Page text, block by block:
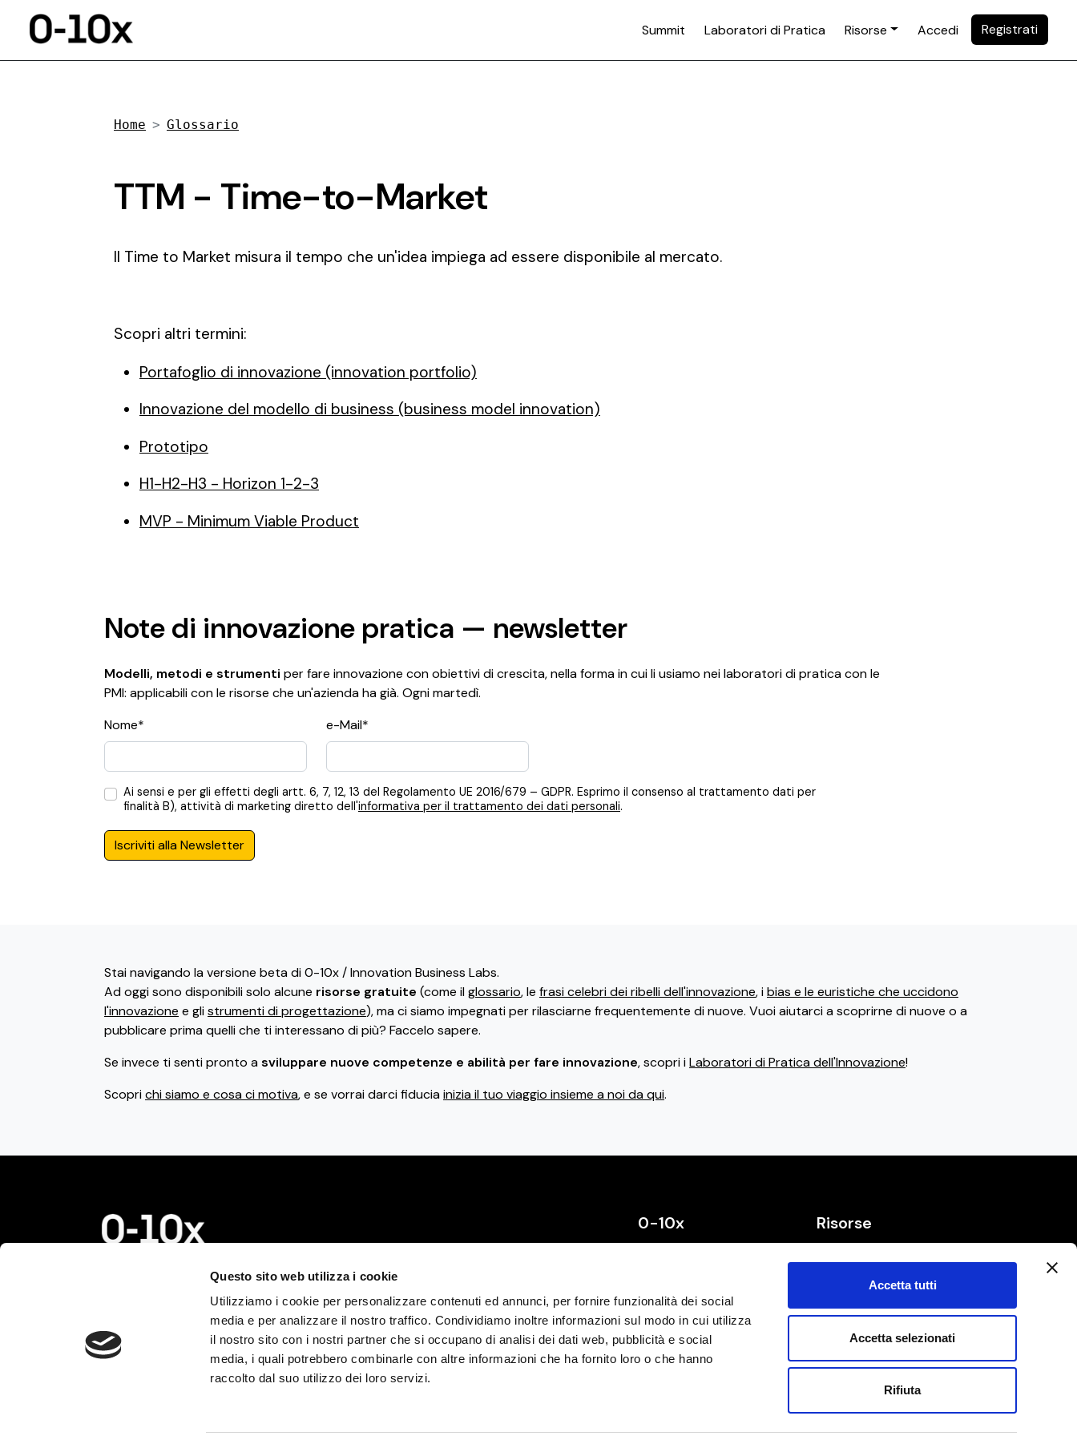
Questo sito web utilizza i cookie
Utilizziamo i cookie per personalizzare contenuti ed annunci, per fornire funzionalità dei social
media e per analizzare il nostro traffico. Condividiamo inoltre informazioni sul modo in cui utilizza
il nostro sito con i nostri partner che si occupano di analisi dei dati web, pubblicità e social
media, i quali potrebbero combinarle con altre informazioni che ha fornito loro o che hanno
raccolto dal suo utilizzo dei loro servizi.
Accetta tutti
Accetta selezionati
Rifiuta
Summit Laboratori di Pratica Risorse Accedi Registrati
Home Glossario
TTM - Time-to-Market
Il Time to Market misura il tempo che un'idea impiega ad essere disponibile al mercato.
Scopri altri termini:
Portafoglio di innovazione (innovation portfolio)
Innovazione del modello di business (business model innovation)
Prototipo
H1-H2-H3 - Horizon 1-2-3
MVP - Minimum Viable Product
Note di innovazione pratica — newsletter
Modelli, metodi e strumenti per fare innovazione con obiettivi di crescita, nella forma in cui li usiamo nei laboratori di pratica con le
PMI: applicabili con le risorse che un'azienda ha già. Ogni martedì.
Nome*
e-Mail*
Ai sensi e per gli effetti degli artt. 6, 7, 12, 13 del Regolamento UE 2016/679 – GDPR. Esprimo il consenso al trattamento dati per
finalità B), attività di marketing diretto dell'informativa per il trattamento dei dati personali.
Iscriviti alla Newsletter
Stai navigando la versione beta di 0-10x / Innovation Business Labs.
Ad oggi sono disponibili solo alcune risorse gratuite (come ilglossario, le frasi celebri dei ribelli dell'innovazione, ibias e le euristiche che uccidono
l'innovazione e glistrumenti di progettazione), ma ci siamo impegnati per rilasciarne frequentemente di nuove. Vuoi aiutarci a scoprirne di nuove o a
pubblicare prima quelli che ti interessano di più? Faccelo sapere.
Se invece ti senti pronto asviluppare nuove competenze e abilità per fare innovazione, scopri iLaboratori di Pratica dell'Innovazione!
Scoprichi siamo e cosa ci motiva, e se vorrai darci fiduciainizia il tuo viaggio insieme a noi da qui.
© 2026 0-10x S.r.l. Tutti i
P.IVA e C.F. IT13732220960
REA MI-2740135
Termini e condizioni
0-10x
Comincia da qui
Registrati
Accedi
Risorse
Bias ed Euristiche
Frasi e citazioni
Glossario dell'innovazione
Strumenti